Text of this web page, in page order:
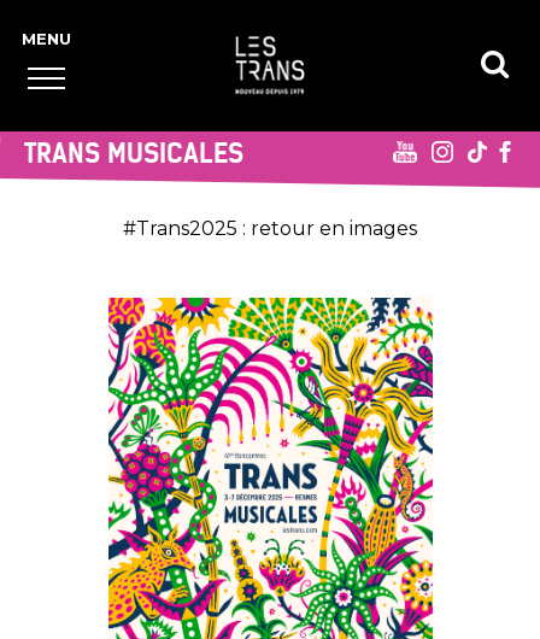
TRANS MUSICALES
#Trans2025 : retour en images